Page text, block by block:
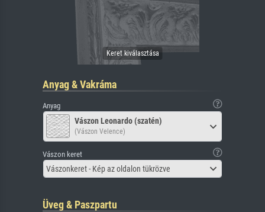
Anyag & Vakráma
Anyag
Vászon Leonardo (szatén)
(Vászon Velence)
Vászon keret
Vászonkeret - Kép az oldalon tükrözve
Üveg & Paszpartu